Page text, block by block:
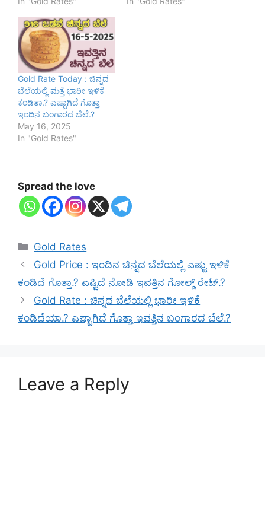
Gold Rate Today : ಚಿನ್ನದ
ಬೆಲೆಯಲ್ಲಿ ಮತ್ತೆ ಭಾರೀ ಇಳಿಕೆ
ಕಂಡಿತಾ.? ಎಷ್ಟಾಗಿದೆ ಗೊತ್ತಾ
ಇಂದಿನ ಬಂಗಾರದ ಬೆಲೆ.?
May 16, 2025
In "Gold Rates"
Spread the love
Categories
Gold Rates
Gold Price : ಇಂದಿನ ಚಿನ್ನದ ಬೆಲೆಯಲ್ಲಿ ಎಷ್ಟು ಇಳಿಕೆ
ಕಂಡಿದೆ ಗೊತ್ತಾ.? ಎಷ್ಟಿದೆ ನೋಡಿ ಇವತ್ತಿನ ಗೋಲ್ಡ್ ರೇಟ್.?
Gold Rate : ಚಿನ್ನದ ಬೆಲೆಯಲ್ಲಿ ಭಾರೀ ಇಳಿಕೆ
ಕಂಡಿದೆಯಾ.? ಎಷ್ಟಾಗಿದೆ ಗೊತ್ತಾ ಇವತ್ತಿನ ಬಂಗಾರದ ಬೆಲೆ.?
Leave a Reply